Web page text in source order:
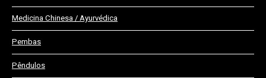
Medicina Chinesa / Ayurvédica
Pembas
Pêndulos